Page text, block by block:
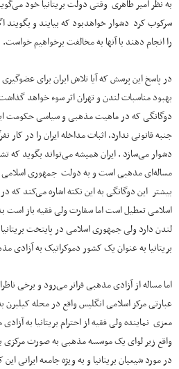
به نظر امیر طاهری وقتی دولت بریتانیا خود
سرکوب کرد دشوار خواهدبود که بیایند و بگویند
را انجام دهند با آنها به مخالفت برخواهیم خواست.
در پاسخ این پرسش که آیا تلاش ایران برای عضوگیری
بهبود مناسبات لندن و تهران اثر سوء خواهد
دوگانگی که در ماهیت مذهبی و سیاسی حکومت
جنبه قانونی ندارد، اثبات مداخله ایران را در کار
دشوار می‌سازد . ایران همیشه می‌تواند بگوید که
مساله‌ای مذهبی است و به دولت جمهوری
بیشتر این دوگانگی به این نکته اشاره می‌کند
اسلامی تعطیل است اما سفارت ولی فقیه باز است
لندن دارد ولی جمهوری اسلامی در پایتخت
بریتانیا به عنوان یک کشور دموکراتیک به آزادی
اما مساله از آزادی مذهبی فراتر می‌رود و برخی
عبارتی مرکز اسلامی انگلیس واقع در محله
معزی نماینده ولی فقیه از احترام بریتانیا به
واقع زیر لوای یک موسسه مذهبی به صورت
در مورد شیعیان بریتانیا و به ویژه جامعه ایرانی